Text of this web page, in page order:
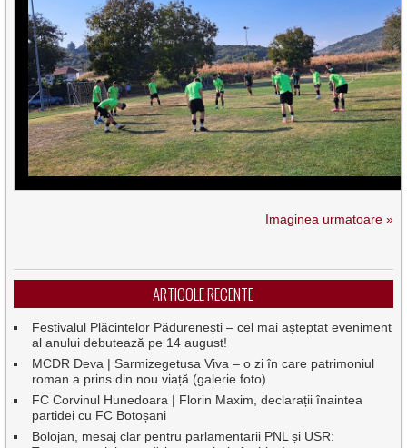
Imaginea urmatoare »
ARTICOLE RECENTE
Festivalul Plăcintelor Pădurenești – cel mai așteptat eveniment
al anului debutează pe 14 august!
MCDR Deva | Sarmizegetusa Viva – o zi în care patrimoniul
roman a prins din nou viață (galerie foto)
FC Corvinul Hunedoara | Florin Maxim, declarații înaintea
partidei cu FC Botoșani
Bolojan, mesaj clar pentru parlamentarii PNL și USR: